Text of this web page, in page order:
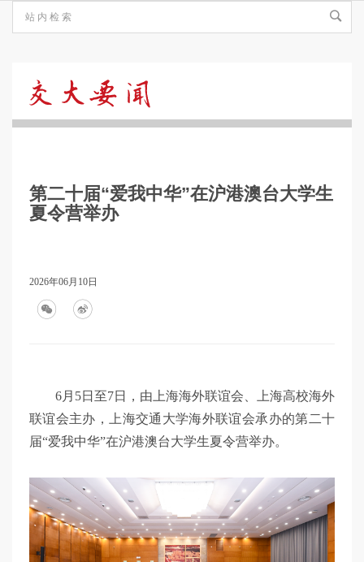
要
第二十届“爱我中华”在沪港澳台大学生
夏令营举办
2026年06月10日
6月5日至7日，由上海海外联谊会、上海高校海外
联谊会主办，上海交通大学海外联谊会承办的第二十
届“爱我中华”在沪港澳台大学生夏令营举办。